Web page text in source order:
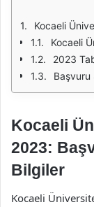
Kocaeli
Kocaeli
2023
Başvuru
Kocaeli
2023:
Bilgiler
Kocaeli